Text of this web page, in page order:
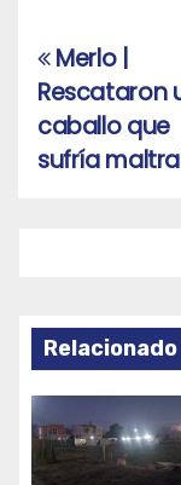
de
Merlo |
Rescataron
caballo que
sufría
Relacionado